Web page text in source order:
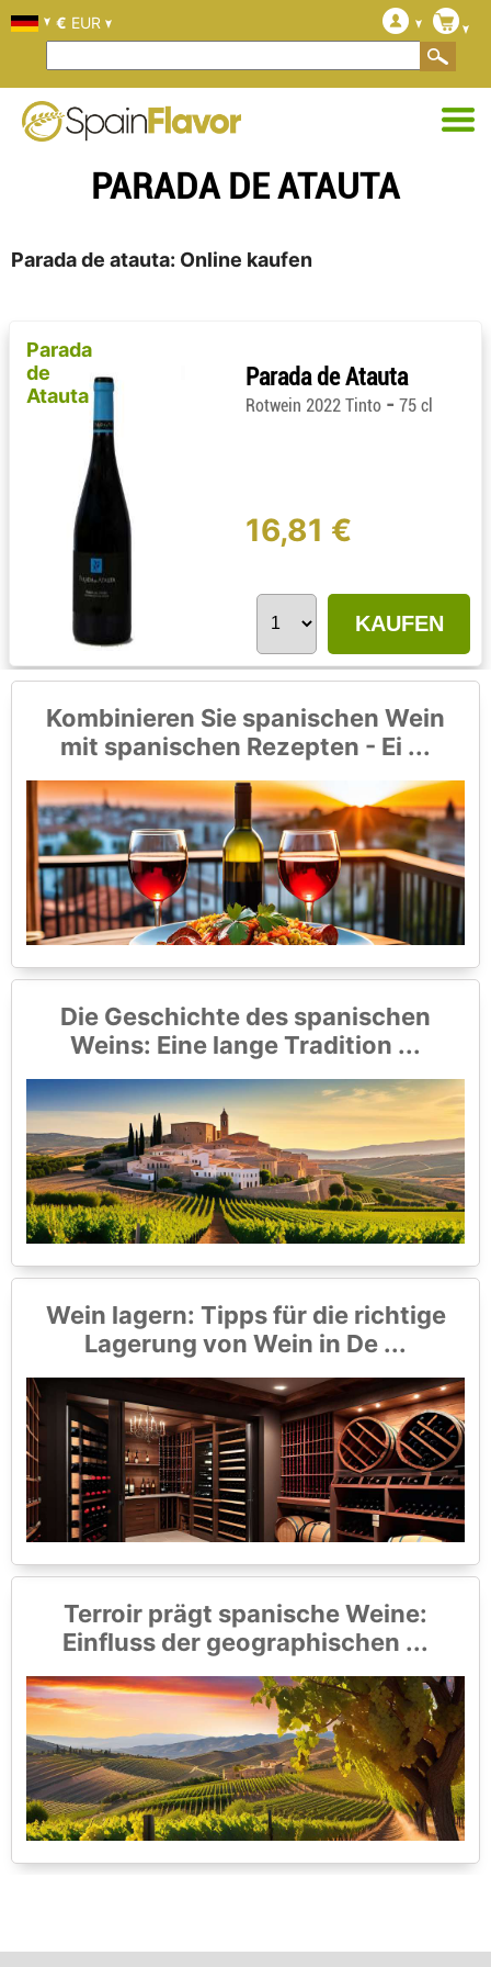
PARADA DE ATAUTA
Parada de atauta: Online kaufen
Parada
de
Atauta
Parada de Atauta
Rotwein 2022 Tinto - 75 cl
16,81 €
KAUFEN
Kombinieren Sie spanischen Wein
mit spanischen Rezepten - Ei ...
Die Geschichte des spanischen
Weins: Eine lange Tradition ...
Wein lagern: Tipps für die richtige
Lagerung von Wein in De ...
Terroir prägt spanische Weine:
Einfluss der geographischen ...
€ EUR